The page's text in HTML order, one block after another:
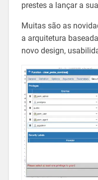
prestes a lançar a
Muitas são as
a arquitetura
novo design,